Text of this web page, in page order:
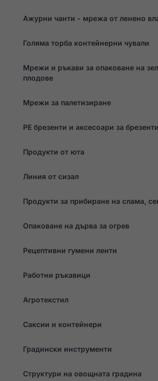
Ажурни чанти - мрежа от ленено
Голяма торба контейнерни чували
Мрежи и ръкави за опаковане на
плодове
Мрежи за палетизиране
PE брезенти и аксесоари за брезенти
Продукти от юта
Линия от сизал
Продукти за прибиране на слама,
Опаковане на дърва за огрев
Рецептивни гумени ленти
Работни ръкавици
Агротекстил
Саксии и контейнери
Градински инструменти
Структури на овощната градина